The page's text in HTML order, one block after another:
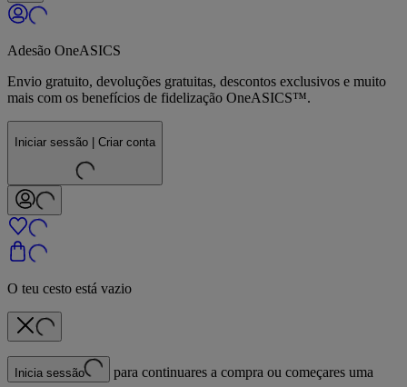
Adesão OneASICS
Envio gratuito, devoluções gratuitas, descontos exclusivos e muito
mais com os benefícios de fidelização OneASICS™.
Iniciar sessão | Criar conta
O teu cesto está vazio
Inicia sessão
para continuares a compra ou começares uma